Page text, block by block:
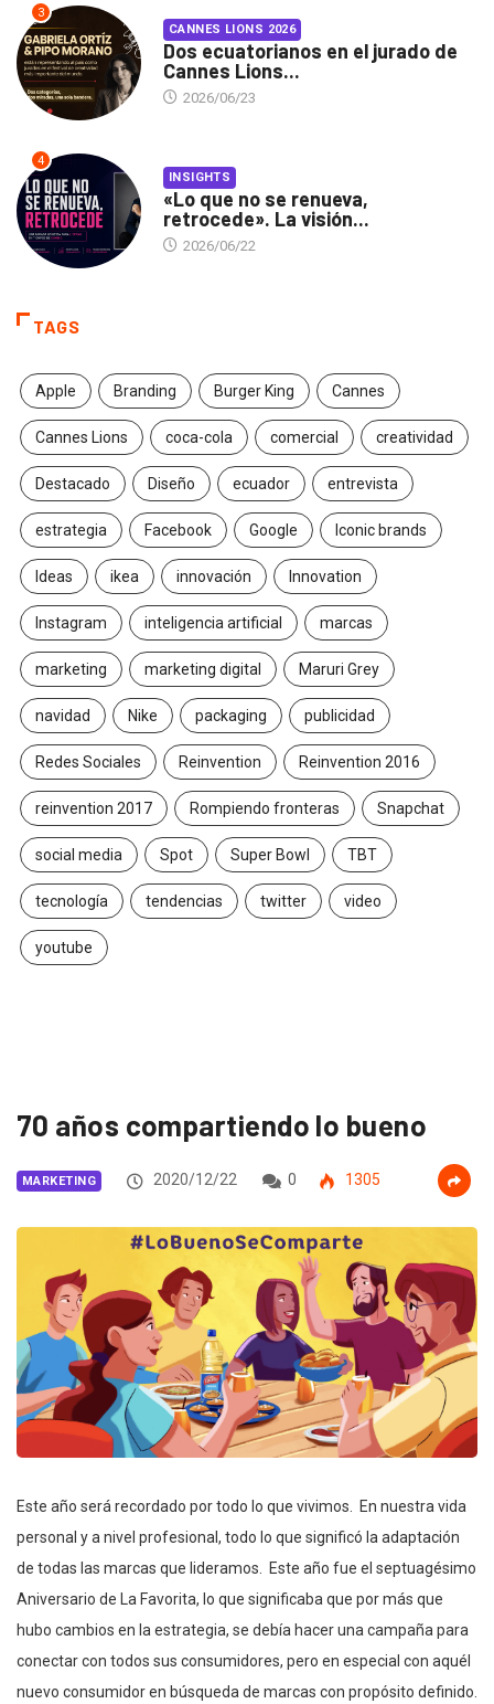
3
CANNES LIONS 2026
Dos ecuatorianos en el jurado de
Cannes Lions...
2026/06/23
4
INSIGHTS
«Lo que no se renueva,
retrocede». La visión...
2026/06/22
TAGS
Apple Branding Burger King Cannes
Cannes Lions coca-cola comercial creatividad
Destacado Diseño ecuador entrevista
estrategia Facebook Google Iconic brands
Ideas ikea innovación Innovation
Instagram inteligencia artificial marcas
marketing marketing digital Maruri Grey
navidad Nike packaging publicidad
Redes Sociales Reinvention Reinvention 2016
reinvention 2017 Rompiendo fronteras Snapchat
social media Spot Super Bowl TBT
tecnología tendencias twitter video
youtube
70 años compartiendo lo bueno
MARKETING 2020/12/22 0 1305
Este año será recordado por todo lo que vivimos. En nuestra vida
personal y a nivel profesional, todo lo que significó la adaptación
de todas las marcas que lideramos. Este año fue el septuagésimo
Aniversario de La Favorita, lo que significaba que por más que
hubo cambios en la estrategia, se debía hacer una campaña para
conectar con todos sus consumidores, pero en especial con aquél
nuevo consumidor en búsqueda de marcas con propósito definido.